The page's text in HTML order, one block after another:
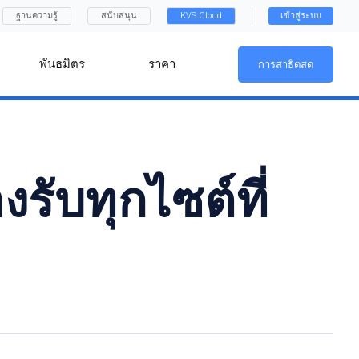
ฐานความรู้ สนับสนุน KVS Cloud เข้าสู่ระบบ
พันธมิตร ราคา การสาธิตสด
รับทุกไซต์ที่